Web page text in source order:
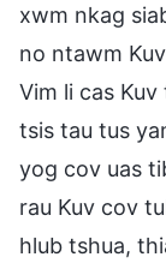
xwm nkag
no ntawm
Vim li cas
tsis tau tus
yog cov uas
rau Kuv cov
hlub tshua,